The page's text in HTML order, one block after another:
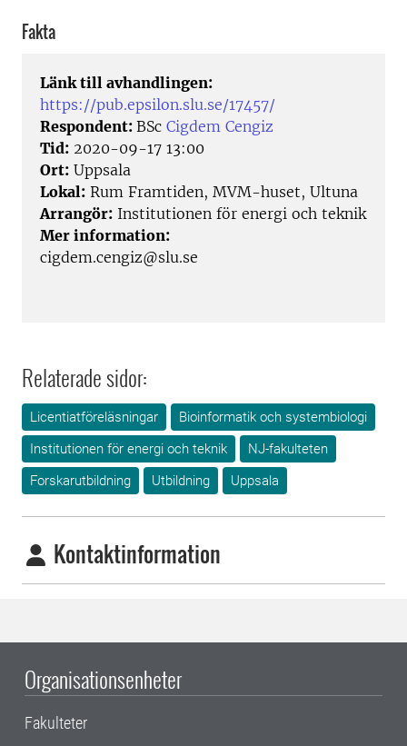
Fakta
Länk till avhandlingen:
https://pub.epsilon.slu.se/17457/
Respondent: BSc Cigdem Cengiz
Tid: 2020-09-17 13:00
Ort: Uppsala
Lokal: Rum Framtiden, MVM-huset, Ultuna
Arrangör: Institutionen för energi och teknik
Mer information:
cigdem.cengiz@slu.se
Relaterade sidor:
Licentiatföreläsningar
Bioinformatik och systembiologi
Institutionen för energi och teknik
NJ-fakulteten
Forskarutbildning
Utbildning Uppsala
Kontaktinformation
Organisationsenheter
Fakulteter